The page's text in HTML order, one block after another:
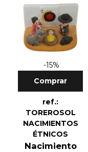
-15%
Comprar
ref.:
TOREROSOL
NACIMIENTOS
ÉTNICOS
Nacimiento